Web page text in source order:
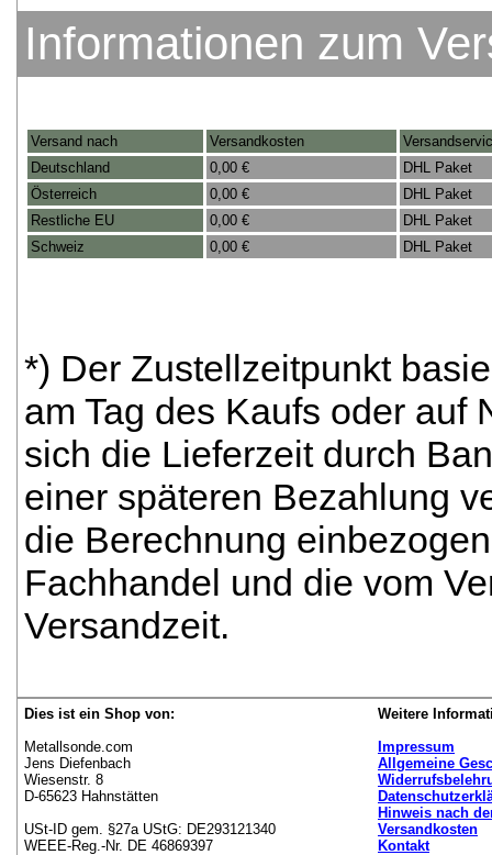
Informationen zum
Versand nach Versandkosten
Deutschland
0,00 €
DHL Paket
Österreich
0,00 €
DHL Paket
Restliche EU
0,00 €
DHL Paket
Schweiz
0,00 € DHL Paket
*) Der Zustellzeitpunkt
am Tag des Kaufs oder auf
sich die Lieferzeit durch
einer späteren Bezahlung
die Berechnung
Fachhandel und die vom
Versandzeit.
Dies ist ein Shop von:
Metallsonde.com
Jens Diefenbach
Wiesenstr. 8
D-65623 Hahnstätten
USt-ID gem. §27a UStG: DE293121340
WEEE-Reg.-Nr. DE 46869397
Weitere
Impressum
Allgemeine
Hinweis nach
Versandkosten
Kontakt